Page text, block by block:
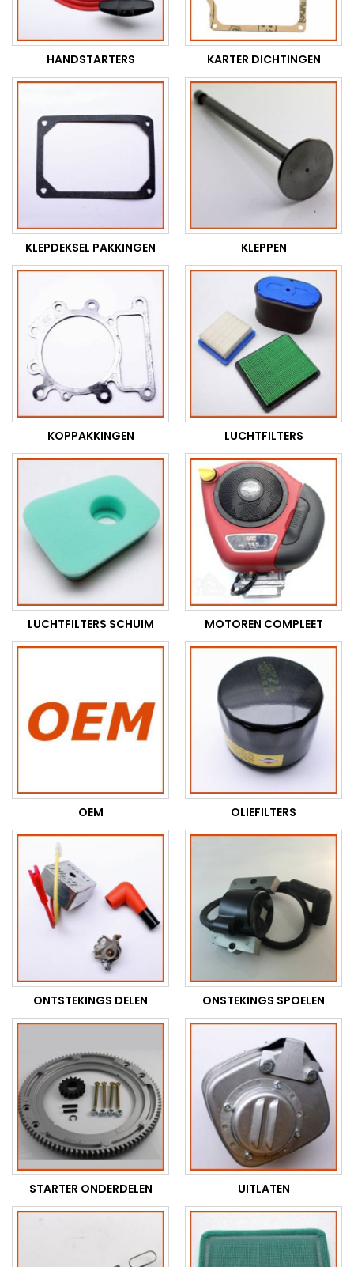
HANDSTARTERS KARTER DICHTINGEN
KLEPDEKSEL PAKKINGEN KLEPPEN
KOPPAKKINGEN LUCHTFILTERS
LUCHTFILTERS SCHUIM MOTOREN COMPLEET
OEM OLIEFILTERS
ONTSTEKINGS DELEN ONSTEKINGS SPOELEN
STARTER ONDERDELEN UITLATEN